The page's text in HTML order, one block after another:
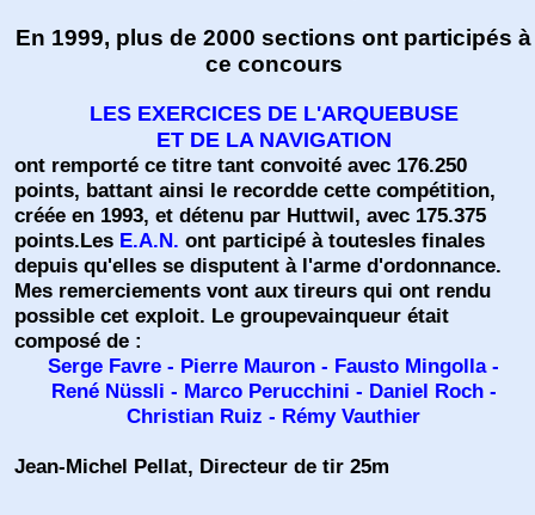
En 1999, plus de 2000 sections ont participés à
ce concours
LES EXERCICES DE L'ARQUEBUSE
ET DE LA NAVIGATION
ont remporté ce titre tant convoité avec 176.250
points, battant ainsi le recordde cette compétition,
créée en 1993, et détenu par Huttwil, avec 175.375
points.Les E.A.N. ont participé à toutesles finales
depuis qu'elles se disputent à l'arme d'ordonnance.
Mes remerciements vont aux tireurs qui ont rendu
possible cet exploit. Le groupevainqueur était
composé de :
Serge Favre - Pierre Mauron - Fausto Mingolla -
René Nüssli - Marco Perucchini - Daniel Roch -
Christian Ruiz - Rémy Vauthier
Jean-Michel Pellat, Directeur de tir 25m